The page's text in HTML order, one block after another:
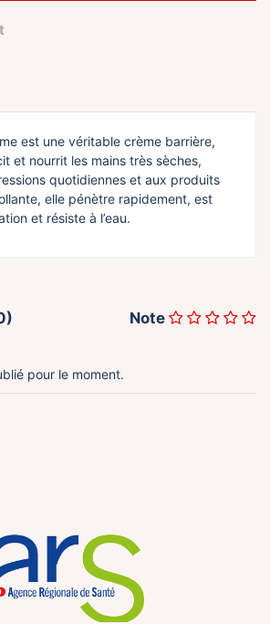
est une véritable crème barrière,
et nourrit les mains très sèches,
quotidiennes et aux produits
elle pénètre rapidement, est
et résiste à l’eau.
Note
pour le moment.